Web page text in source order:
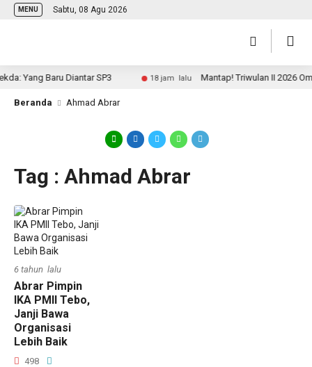
MENU Sabtu, 08 Agu 2026
Yang Baru Diantar SP3 18 jam lalu Mantap! Triwulan II 2026
Beranda Ahmad Abrar
Tag : Ahmad Abrar
6 tahun lalu
Abrar Pimpin
IKA PMII Tebo,
Janji Bawa
Organisasi
Lebih Baik
498